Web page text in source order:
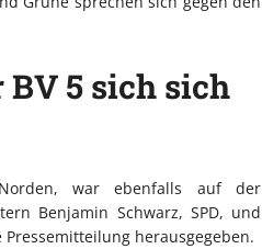
5 sich sich
war ebenfalls auf der
Benjamin Schwarz, SPD, und
herausgegeben.